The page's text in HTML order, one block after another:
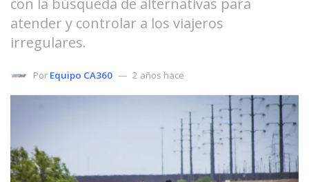
atender y controlar a los viajeros
irregulares.
Por Equipo CA360 2 años hace